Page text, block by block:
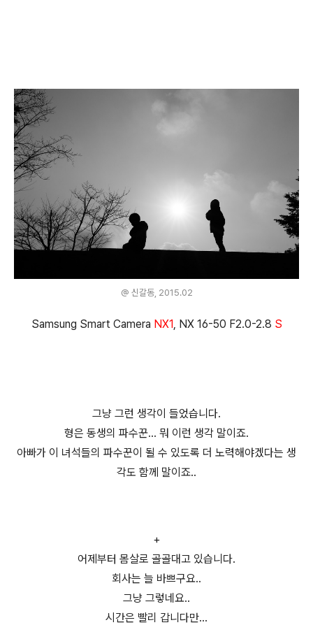
@ 신갈동, 2015.02
Samsung Smart Camera NX1, NX 16-50 F2.0-2.8 S
그냥 그런 생각이 들었습니다.
형은 동생의 파수꾼... 뭐 이런 생각 말이죠.
아빠가 이 녀석들의 파수꾼이 될 수 있도록 더 노력해야겠다는 생
각도 함께 말이죠..
+
어제부터 몸살로 골골대고 있습니다.
회사는 늘 바쁘구요..
그냥 그렇네요..
시간은 빨리 갑니다만...